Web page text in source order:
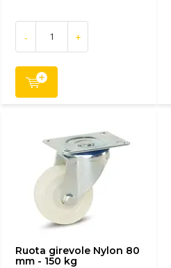
- +
Ruota girevole Nylon 80
mm - 150 kg